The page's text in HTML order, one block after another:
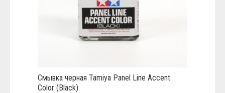
Cмывка черная Tamiya Panel Line Accent
Color (Black)